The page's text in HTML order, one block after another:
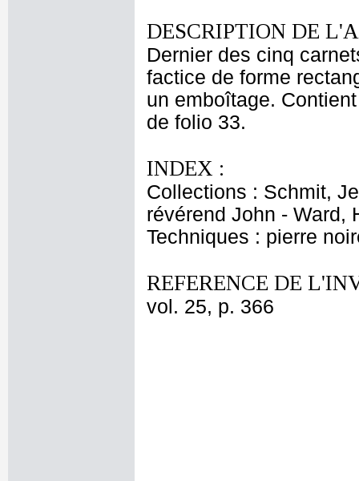
DESCRIPTION DE
Dernier des cinq
factice de forme
un emboîtage.
de folio 33.
INDEX :
Collections : Schmit,
révérend John - Ward,
Techniques : pierre
REFERENCE DE
vol. 25, p. 366